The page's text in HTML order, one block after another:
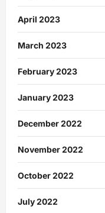
April 2023
March 2023
February 2023
January 2023
December 2022
November 2022
October 2022
July 2022